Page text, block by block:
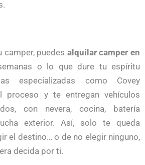
camper, puedes alquilar camper en
o lo que dure tu espíritu
especializadas como Covey
proceso y te entregan vehículos
con nevera, cocina, batería
exterior. Así, solo te queda
el destino… o de no elegir ninguno,
decida por ti.